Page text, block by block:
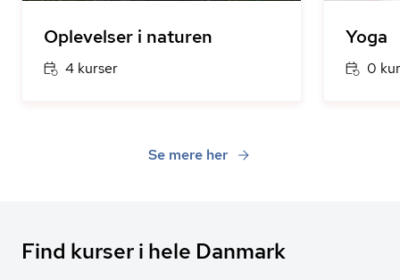
Oplevelser i naturen
4 kurser
Yoga
0
Se mere her
Find kurser i hele Danmark